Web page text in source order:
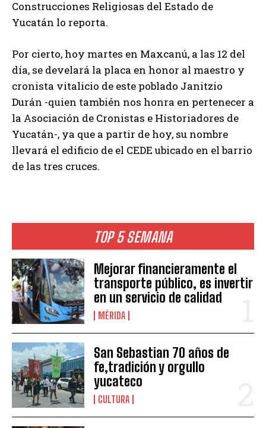
TOP 5 SEMANA
Mejorar financieramente el
transporte público, es invertir
en un servicio de calidad
MÉRIDA
San Sebastian 70 años de
fe,tradición y orgullo
yucateco
CULTURA
Construcciones Religiosas del Estado de
Yucatán lo reporta.
Por cierto, hoy martes en Maxcanú, a las 12 del
día, se develará la placa en honor al maestro y
cronista vitalicio de este poblado Janitzio
Durán -quien también nos honra en pertenecer a
la Asociación de Cronistas e Historiadores de
Yucatán-, ya que a partir de hoy, su nombre
llevará el edificio de el CEDE ubicado en el barrio
de las tres cruces.